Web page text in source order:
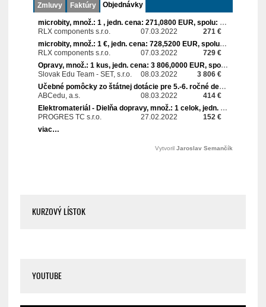
KURZOVÝ LÍSTOK
YOUTUBE